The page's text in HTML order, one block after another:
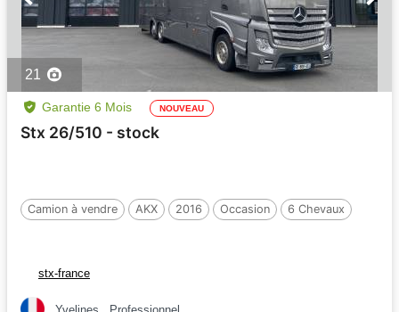
21
Garantie 6 Mois NOUVEAU
Stx 26/510 - stock
Camion à vendre AKX 2016 Occasion 6 Chevaux
stx-france